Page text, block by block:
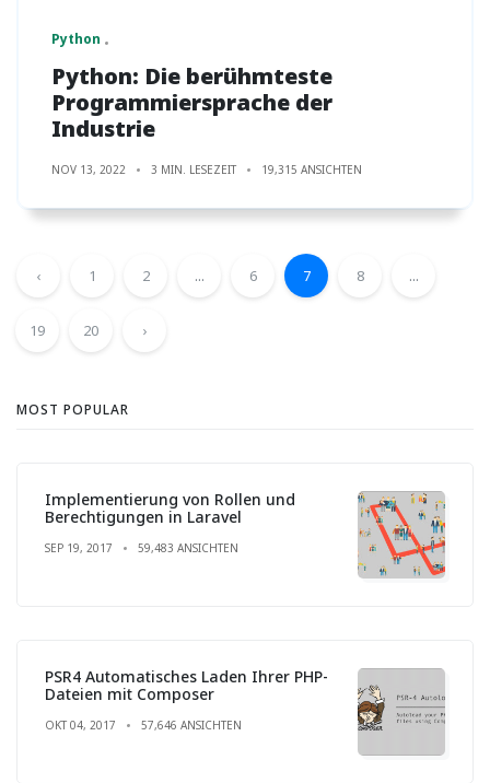
Python
Python: Die berühmteste
Programmiersprache der
Industrie
NOV 13, 2022 3 MIN. LESEZEIT 19,315 ANSICHTEN
‹ 1 2 ... 6 7 8 ...
19 20 ›
MOST POPULAR
Implementierung von Rollen und
Berechtigungen in Laravel
SEP 19, 2017 59,483 ANSICHTEN
PSR4 Automatisches Laden Ihrer PHP-
Dateien mit Composer
OKT 04, 2017 57,646 ANSICHTEN